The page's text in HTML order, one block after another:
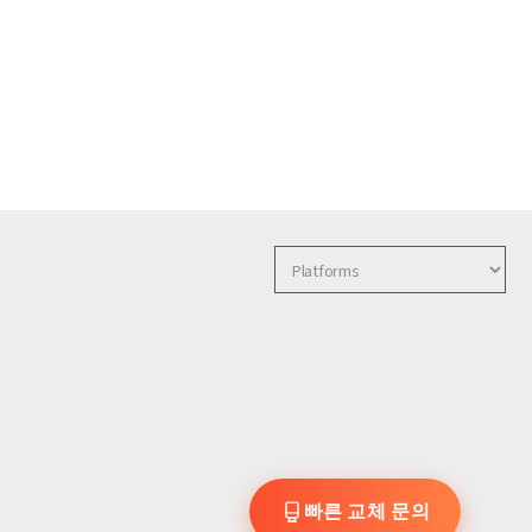
빠른 교체 문의